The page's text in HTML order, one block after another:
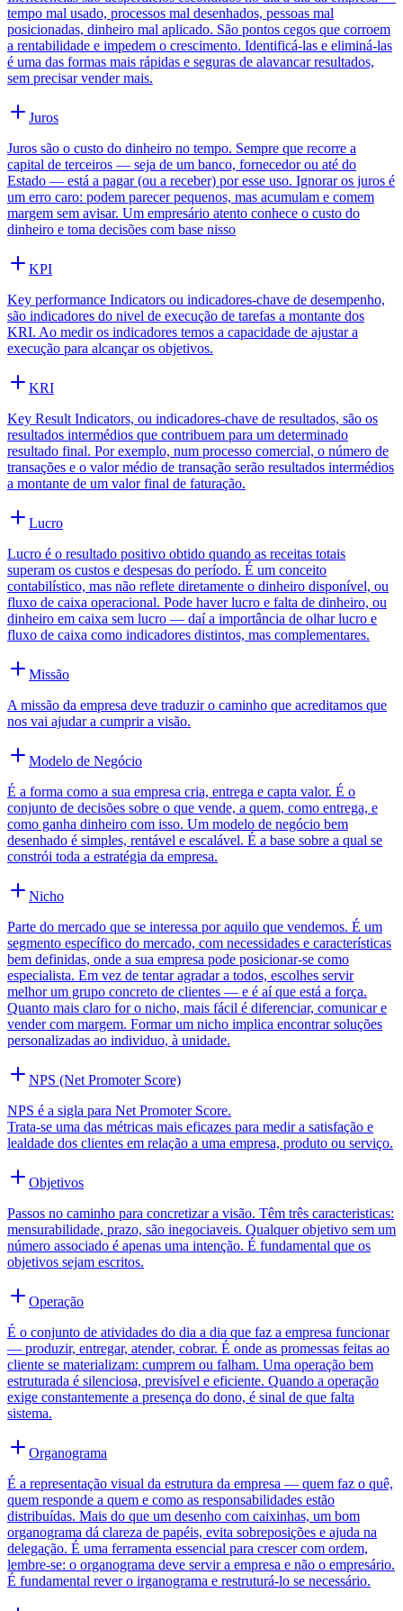
tempo mal usado, processos mal desenhados, pessoas mal
posicionadas, dinheiro mal aplicado. São pontos cegos que corroem
a rentabilidade e impedem o crescimento. Identificá-las e eliminá-las
é uma das formas mais rápidas e seguras de alavancar resultados,
sem precisar vender mais.
Juros
Juros são o custo do dinheiro no tempo. Sempre que recorre a
capital de terceiros — seja de um banco, fornecedor ou até do
Estado — está a pagar (ou a receber) por esse uso. Ignorar os juros é
um erro caro: podem parecer pequenos, mas acumulam e comem
margem sem avisar. Um empresário atento conhece o custo do
dinheiro e toma decisões com base nisso
KPI
Key performance Indicators ou indicadores-chave de desempenho,
são indicadores do nivel de execução de tarefas a montante dos
KRI. Ao medir os indicadores temos a capacidade de ajustar a
execução para alcançar os objetivos.
KRI
Key Result Indicators, ou indicadores-chave de resultados, são os
resultados intermédios que contribuem para um determinado
resultado final. Por exemplo, num processo comercial, o número de
transações e o valor médio de transação serão resultados intermédios
a montante de um valor final de faturação.
Lucro
Lucro é o resultado positivo obtido quando as receitas totais
superam os custos e despesas do período. É um conceito
contabilístico, mas não reflete diretamente o dinheiro disponível, ou
fluxo de caixa operacional. Pode haver lucro e falta de dinheiro, ou
dinheiro em caixa sem lucro — daí a importância de olhar lucro e
fluxo de caixa como indicadores distintos, mas complementares.
Missão
A missão da empresa deve traduzir o caminho que acreditamos que
nos vai ajudar a cumprir a visão.
Modelo de Negócio
É a forma como a sua empresa cria, entrega e capta valor. É o
conjunto de decisões sobre o que vende, a quem, como entrega, e
como ganha dinheiro com isso. Um modelo de negócio bem
desenhado é simples, rentável e escalável. É a base sobre a qual se
constrói toda a estratégia da empresa.
Nicho
Parte do mercado que se interessa por aquilo que vendemos. É um
segmento específico do mercado, com necessidades e características
bem definidas, onde a sua empresa pode posicionar-se como
especialista. Em vez de tentar agradar a todos, escolhes servir
melhor um grupo concreto de clientes — e é aí que está a força.
Quanto mais claro for o nicho, mais fácil é diferenciar, comunicar e
vender com margem. Formar um nicho implica encontrar soluções
personalizadas ao individuo, à unidade.
NPS (Net Promoter Score)
NPS é a sigla para Net Promoter Score.
Trata-se uma das métricas mais eficazes para medir a satisfação e
lealdade dos clientes em relação a uma empresa, produto ou serviço.
Objetivos
Passos no caminho para concretizar a visão. Têm três caracteristicas:
mensurabilidade, prazo, são inegociaveis. Qualquer objetivo sem um
número associado é apenas uma intenção. É fundamental que os
objetivos sejam escritos.
Operação
É o conjunto de atividades do dia a dia que faz a empresa funcionar
— produzir, entregar, atender, cobrar. É onde as promessas feitas ao
cliente se materializam: cumprem ou falham. Uma operação bem
estruturada é silenciosa, previsível e eficiente. Quando a operação
exige constantemente a presença do dono, é sinal de que falta
sistema.
Organograma
É a representação visual da estrutura da empresa — quem faz o quê,
quem responde a quem e como as responsabilidades estão
distribuídas. Mais do que um desenho com caixinhas, um bom
organograma dá clareza de papéis, evita sobreposições e ajuda na
delegação. É uma ferramenta essencial para crescer com ordem,
lembre-se: o organograma deve servir a empresa e não o empresário.
É fundamental rever o irganograma e restruturá-lo se necessário.